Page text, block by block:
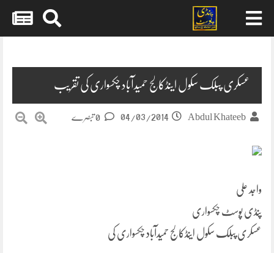
عسکری پبلک سکول اینڈکالج حمیدآباد چکسواری کی تقریب
Abdul Khateeb
04/03/2014
واجد علی
پنڈی پوسٹ چکسواری
عسکری پبلک سکول اینڈکالج حمیدآباد چکسواری کی